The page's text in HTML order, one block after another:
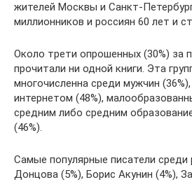
жителей Москвы и Санкт-
миллионников и россиян 60 лет и
Около трети опрошенных (30%) за
прочитали ни одной книги. Эта
многочисленна среди мужчин
интернетом (48%),
средним либо средним
(46%).
Самые популярные писатели
Донцова (5%), Борис Акунин (4%),